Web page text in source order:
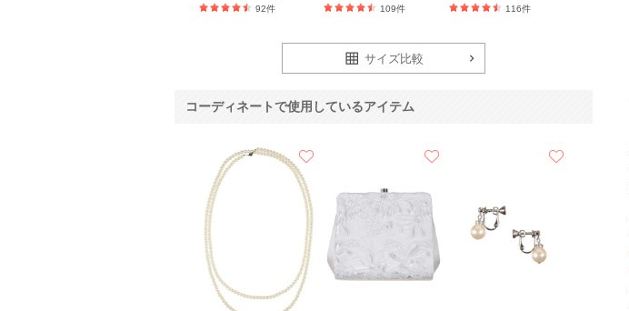
92件
109件
116件
サイズ比較
コーディネートで使用しているアイテム